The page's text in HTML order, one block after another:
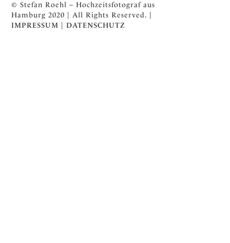
© Stefan Roehl – Hochzeitsfotograf aus
Hamburg 2020 | All Rights Reserved. |
IMPRESSUM |DATENSCHUTZ